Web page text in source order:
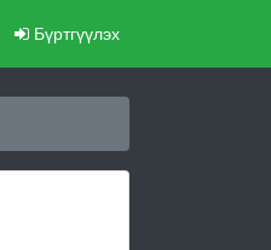
Бүртгүүлэх